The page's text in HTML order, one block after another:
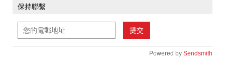
保持聯繫
提交
Powered by Sendsmith